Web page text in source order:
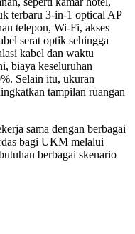
terbaru 3-in-1 optical AP
telepon, Wi-Fi, akses
serat optik sehingga
kabel dan waktu
biaya keseluruhan
Selain itu, ukuran
tampilan ruangan
sama dengan berbagai
bagi UKM melalui
berbagai skenario